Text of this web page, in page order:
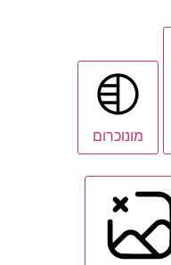
מונוכרום